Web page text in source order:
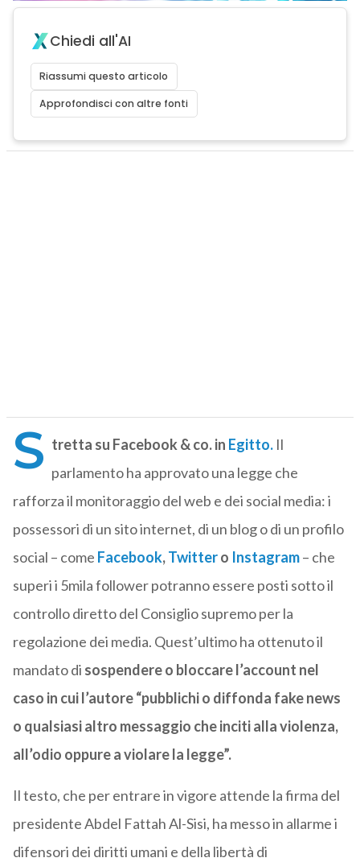
Chiedi all'AI
Riassumi questo articolo
Approfondisci con altre fonti
S tretta su Facebook & co. in Egitto.Il
parlamento ha approvato una legge che
rafforza il monitoraggio del web e dei social media: i
possessori di un sito internet, di un blog o di un profilo
social – come Facebook,Twittero Instagram– che
superi i 5mila follower potranno essere posti sotto il
controllo diretto del Consiglio supremo per la
regolazione dei media. Quest’ultimo ha ottenuto il
mandato di sospendere o bloccare l’account nel
caso in cui l’autore “pubblichi o diffonda fake news
o qualsiasi altro messaggio che inciti alla violenza,
all’odio oppure a violare la legge”.
Il testo, che per entrare in vigore attende la firma del
presidente Abdel Fattah Al-Sisi, ha messo in allarme i
difensori dei diritti umani e della libertà di